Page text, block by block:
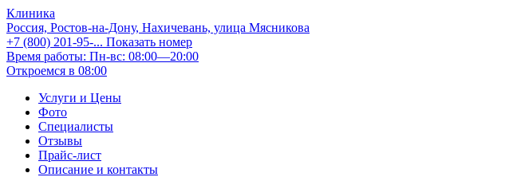
Клиника
Россия, Ростов-на-Дону, Нахичевань, улица Мясникова
+7 (800) 201-95-... Показать номер
Время работы: Пн-вс: 08:00—20:00
Откроемся в 08:00
Услуги и Цены
Фото
Специалисты
Отзывы
Прайс-лист
Описание и контакты